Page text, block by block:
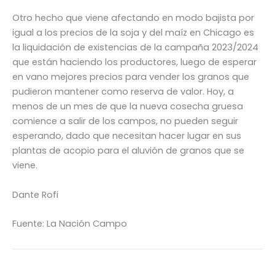
Otro hecho que viene afectando en modo bajista por
igual a los precios de la soja y del maíz en Chicago es
la liquidación de existencias de la campaña 2023/2024
que están haciendo los productores, luego de esperar
en vano mejores precios para vender los granos que
pudieron mantener como reserva de valor. Hoy, a
menos de un mes de que la nueva cosecha gruesa
comience a salir de los campos, no pueden seguir
esperando, dado que necesitan hacer lugar en sus
plantas de acopio para el aluvión de granos que se
viene.
Dante Rofi
Fuente: La Nación Campo